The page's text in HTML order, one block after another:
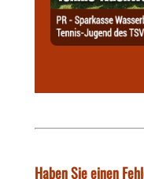
Haben Sie einen